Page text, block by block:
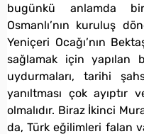
bugünkü anlamda
Osmanlı’nın kuruluş
Yeniçeri Ocağı’nın
sağlamak için yapılan
uydurmaları, tarihi
yanıltması çok ayıptır
olmalıdır. Biraz İkinci
da, Türk eğilimleri falan